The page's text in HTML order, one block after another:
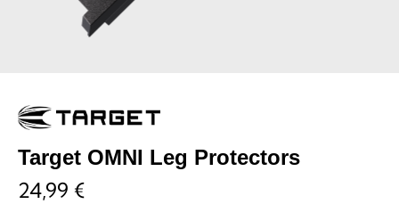
Target OMNI Leg Protectors
24,99 €